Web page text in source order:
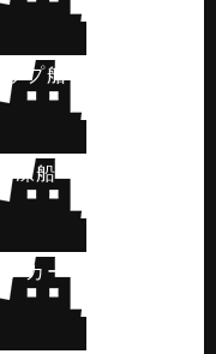
ップ船
冷凍船
ンカー